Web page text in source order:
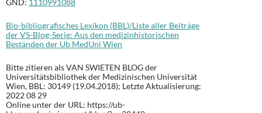
Bio-bibliografisches Lexikon (BBL)/Liste aller Beiträge
der VS-Blog-Serie: Aus den medizinhistorischen
Beständen der Ub MedUni Wien
Bitte zitieren als VAN SWIETEN BLOG der
Universitätsbibliothek der Medizinischen Universität
Wien, BBL: 30149 (19.04.2018); Letzte Aktualisierung:
2022 08 29
Online unter der URL: https://ub-